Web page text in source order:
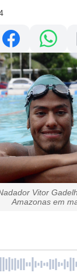
Vitor
Amazonas em